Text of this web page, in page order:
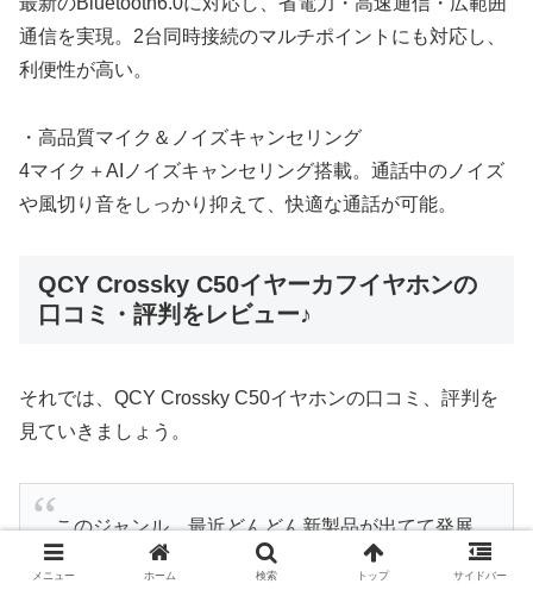
通信を実現。2台同時接続のマルチポイントにも対応し、
利便性が高い。
・高品質マイク＆ノイズキャンセリング
4マイク＋AIノイズキャンセリング搭載。通話中のノイズ
や風切り音をしっかり抑えて、快適な通話が可能。
QCY Crossky C50イヤーカフイヤホンの
口コミ・評判をレビュー♪
それでは、QCY Crossky C50イヤホンの口コミ、評判を
見ていきましょう。
このジャンル、最近どんどん新製品が出てて発展
が著しいです
メニュー ホーム 検索 トップ サイドバー